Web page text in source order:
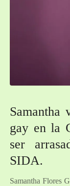
gay en la
ser
SIDA.
Samantha Flores